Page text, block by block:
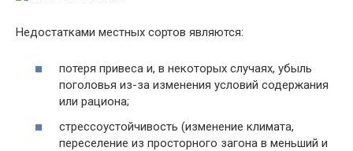
Недостатками местных сортов являются:
потеря привеса и, в некоторых случаях, убыль
поголовья из-за изменения условий содержания
или рациона;
стрессоустойчивость (изменение климата,
переселение из просторного загона в меньший и